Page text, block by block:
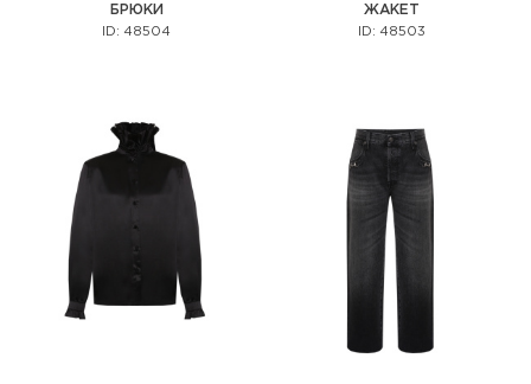
БРЮКИ
ID: 48504
ЖАКЕТ
ID: 48503